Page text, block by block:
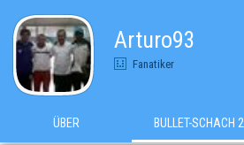
Arturo93
Fanatiker
ÜBER BULLET-SCHACH 2